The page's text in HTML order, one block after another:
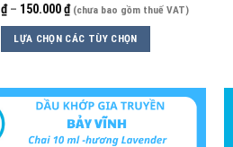
₫– 150.000₫ (chưa bao gồm thuế VAT)
LỰA CHỌN CÁC TÙY CHỌN